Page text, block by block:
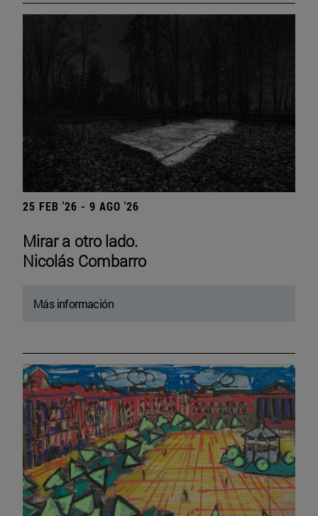
25 FEB '26 - 9 AGO '26
Mirar a otro lado.
Nicolás Combarro
Más información